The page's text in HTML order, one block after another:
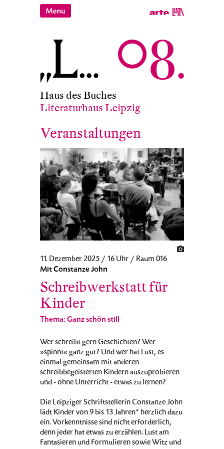
Haus des Buches
Literaturhaus Leipzig
Veranstaltungen
11. Dezember 2025 / 16 Uhr / Raum 016
Mit Constanze John
Schreibwerkstatt für
Kinder
Thema: Ganz schön still
Wer schreibt gern Geschichten? Wer
»spinnt« ganz gut? Und wer hat Lust, es
einmal gemeinsam mit anderen
schreibbegeisterten Kindern auszuprobieren
und - ohne Unterricht - etwas zu lernen?
Die Leipziger Schriftstellerin Constanze John
lädt Kinder von 9 bis 13 Jahren* herzlich dazu
ein. Vorkenntnisse sind nicht erforderlich,
denn jeder hat etwas zu erzählen. Lust am
Fantasieren und Formulieren sowie Witz und